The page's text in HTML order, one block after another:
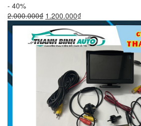
- 40%
2.000.000₫ Giá
gốc
là:
2.000.000₫.
1.200.000₫Giá
hiện
tại
là:
1.200.000₫.